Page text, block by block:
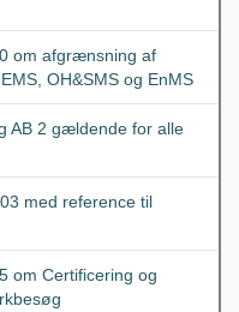
om afgrænsning af
OH&SMS og EnMS
AB 2 gældende for alle
med reference til
om Certificering og